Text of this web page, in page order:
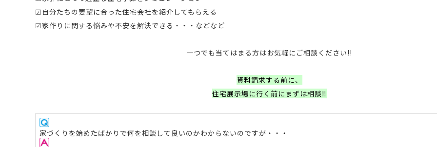
☑自分たちの要望に合った住宅会社を紹介してもらえる
☑家作りに関する悩みや不安を解決できる・・・などなど
一つでも当てはまる方はお気軽にご相談ください!!
資料請求する前に、
住宅展示場に行く前にまずは相談‼
家づくりを始めたばかりで何を相談して良いのかわからないのですが・・・